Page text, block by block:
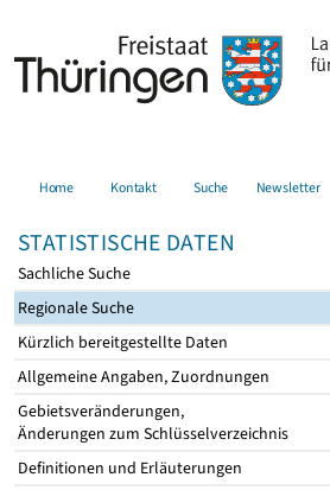
Home Kontakt Suche Newsletter
STATISTISCHE DATEN
Sachliche Suche
Regionale Suche
Kürzlich bereitgestellte Daten
Allgemeine Angaben, Zuordnungen
Gebietsveränderungen,
Änderungen zum Schlüsselverzeichnis
Definitionen und Erläuterungen